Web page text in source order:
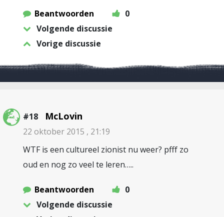
Beantwoorden
0
Volgende discussie
Vorige discussie
#18 McLovin
22 oktober 2015 , 21:19
WTF is een cultureel zionist nu weer? pfff zo
oud en nog zo veel te leren…..
Beantwoorden
0
Volgende discussie